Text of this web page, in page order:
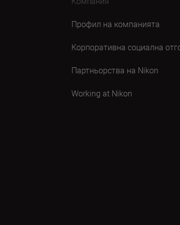
Профил на компанията
Корпоративна социална
Партньорства на Nikon
Working at Nikon